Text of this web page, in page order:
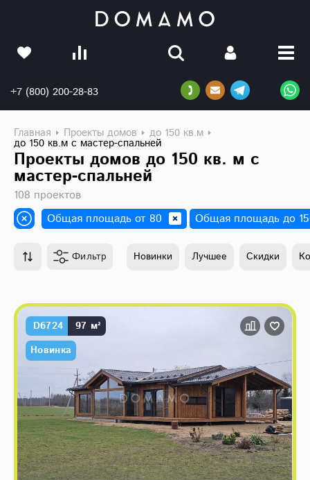
+7 (800) 200-28-83
Главная Проекты домов до 150 кв.м
до 150 кв.м с мастер-спальней
Проекты домов до 150 кв. м с
мастер-спальней
108 проектов
Общая площадь от 80
Общая площадь до
Фильтр Новинки Лучшее Скидки
D6724
97 м²
Новинка